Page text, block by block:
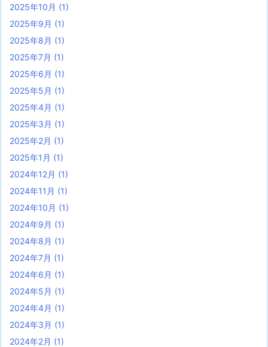
2025年10月 (1)
2025年9月 (1)
2025年8月 (1)
2025年7月 (1)
2025年6月 (1)
2025年5月 (1)
2025年4月 (1)
2025年3月 (1)
2025年2月 (1)
2025年1月 (1)
2024年12月 (1)
2024年11月 (1)
2024年10月 (1)
2024年9月 (1)
2024年8月 (1)
2024年7月 (1)
2024年6月 (1)
2024年5月 (1)
2024年4月 (1)
2024年3月 (1)
2024年2月 (1)